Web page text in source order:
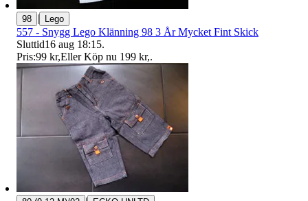
98 | Lego
557 - Snygg Lego Klänning 98 3 År Mycket Fint Skick
Sluttid16 aug 18:15.
Pris:99 kr,Eller Köp nu 199 kr,.